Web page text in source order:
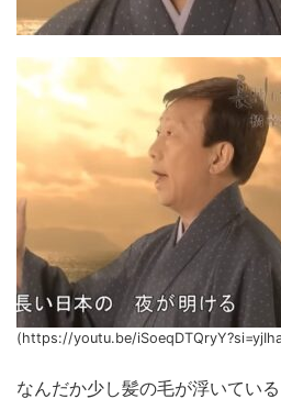
(https://youtu.be/
なんだか少し髪の毛が浮いている